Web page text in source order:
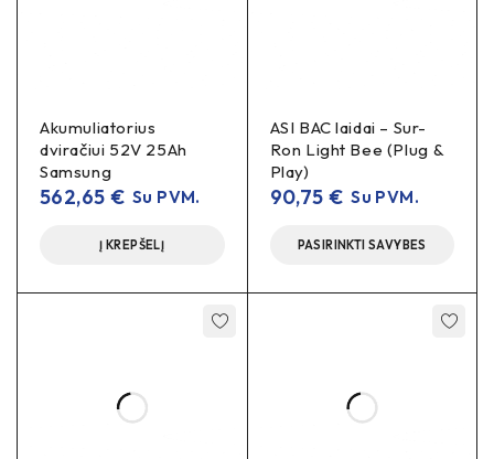
Akumuliatorius
dviračiui 52V 25Ah
Samsung
562,65 € Su PVM.
Į KREPŠELĮ
ASI BAC laidai – Sur-
Ron Light Bee (Plug &
Play)
90,75 € Su PVM.
PASIRINKTI SAVYBES